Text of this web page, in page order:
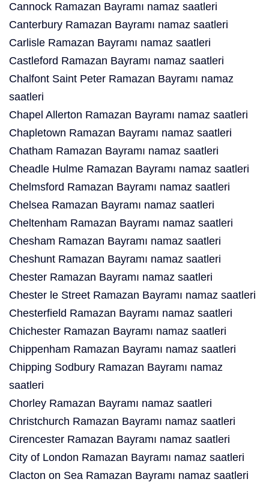
Cannock Ramazan Bayramı namaz saatleri
Canterbury Ramazan Bayramı namaz saatleri
Carlisle Ramazan Bayramı namaz saatleri
Castleford Ramazan Bayramı namaz saatleri
Chalfont Saint Peter Ramazan Bayramı namaz
saatleri
Chapel Allerton Ramazan Bayramı namaz saatleri
Chapletown Ramazan Bayramı namaz saatleri
Chatham Ramazan Bayramı namaz saatleri
Cheadle Hulme Ramazan Bayramı namaz saatleri
Chelmsford Ramazan Bayramı namaz saatleri
Chelsea Ramazan Bayramı namaz saatleri
Cheltenham Ramazan Bayramı namaz saatleri
Chesham Ramazan Bayramı namaz saatleri
Cheshunt Ramazan Bayramı namaz saatleri
Chester Ramazan Bayramı namaz saatleri
Chester le Street Ramazan Bayramı namaz saatleri
Chesterfield Ramazan Bayramı namaz saatleri
Chichester Ramazan Bayramı namaz saatleri
Chippenham Ramazan Bayramı namaz saatleri
Chipping Sodbury Ramazan Bayramı namaz
saatleri
Chorley Ramazan Bayramı namaz saatleri
Christchurch Ramazan Bayramı namaz saatleri
Cirencester Ramazan Bayramı namaz saatleri
City of London Ramazan Bayramı namaz saatleri
Clacton on Sea Ramazan Bayramı namaz saatleri